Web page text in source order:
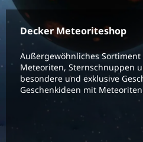
Decker Meteoriteshop
Außergewöhnliches
Meteoriten, Sternschnuppen
besondere und exklusive
Geschenkideen mit